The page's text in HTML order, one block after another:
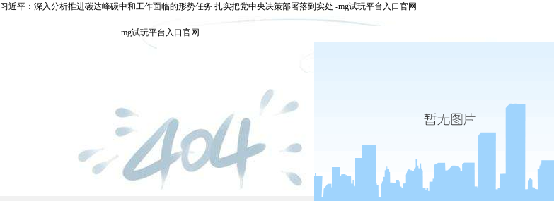
习近平：深入分析推进碳达峰碳中和工作面临的形势任务 扎实把党中央决策部署落到实处 -mg试玩平台入口官网
mg试玩平台入口官网